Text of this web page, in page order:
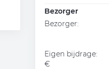
Bezorger
Bezorger:
Eigen bijdrage:
€